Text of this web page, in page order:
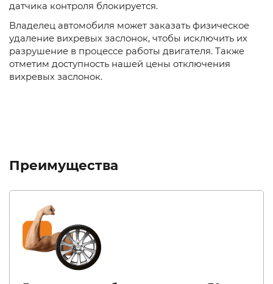
датчика контроля блокируется.
Владелец автомобиля может заказать физическое
удаление вихревых заслонок, чтобы исключить их
разрушение в процессе работы двигателя. Также
отметим доступность нашей цены отключения
вихревых заслонок.
Преимущества